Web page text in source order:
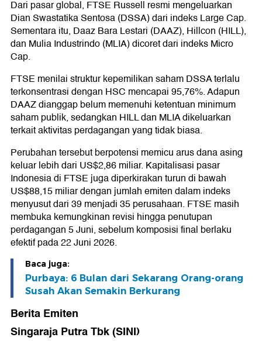
Dari pasar global, FTSE Russell resmi mengeluarkan
Dian Swastatika Sentosa (DSSA) dari indeks Large Cap.
Sementara itu, Daaz Bara Lestari (DAAZ), Hillcon (HILL),
dan Mulia Industrindo (MLIA) dicoret dari indeks Micro
Cap.
FTSE menilai struktur kepemilikan saham DSSA terlalu
terkonsentrasi dengan HSC mencapai 95,76%. Adapun
DAAZ dianggap belum memenuhi ketentuan minimum
saham publik, sedangkan HILL dan MLIA dikeluarkan
terkait aktivitas perdagangan yang tidak biasa.
Perubahan tersebut berpotensi memicu arus dana asing
keluar lebih dari US$2,86 miliar. Kapitalisasi pasar
Indonesia di FTSE juga diperkirakan turun di bawah
US$88,15 miliar dengan jumlah emiten dalam indeks
menyusut dari 39 menjadi 35 perusahaan. FTSE masih
membuka kemungkinan revisi hingga penutupan
perdagangan 5 Juni, sebelum komposisi final berlaku
efektif pada 22 Juni 2026.
Baca juga:
Purbaya: 6 Bulan dari Sekarang Orang-orang
Susah Akan Semakin Berkurang
Berita Emiten
Singaraja Putra Tbk (SINI)